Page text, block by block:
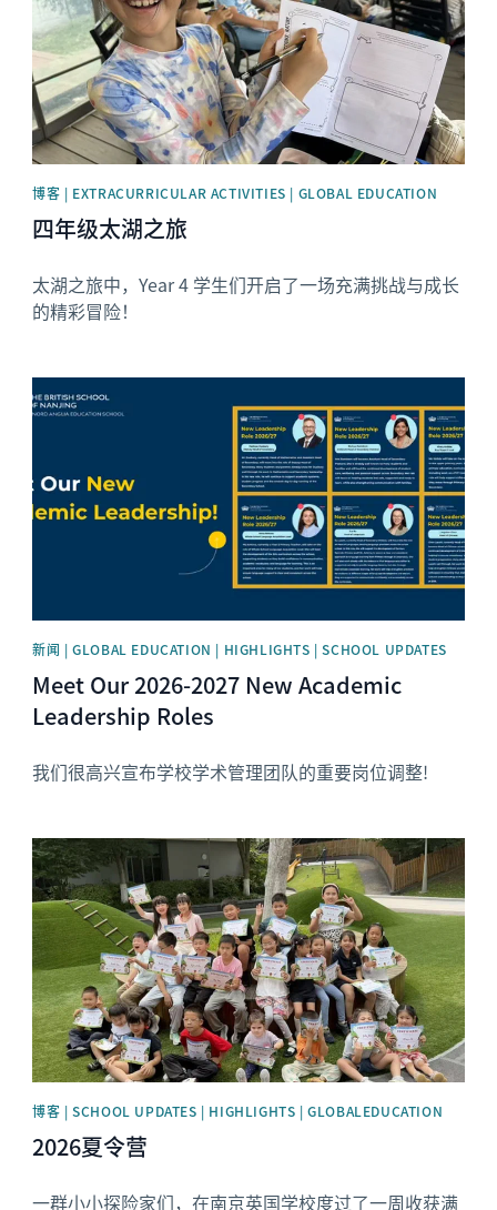
博客 | EXTRACURRICULAR ACTIVITIES | GLOBAL EDUCATION
四年级太湖之旅
太湖之旅中，Year 4 学生们开启了一场充满挑战与成长
的精彩冒险！
新闻 | GLOBAL EDUCATION | HIGHLIGHTS | SCHOOL UPDATES
Meet Our 2026-2027 New Academic
Leadership Roles
我们很高兴宣布学校学术管理团队的重要岗位调整!
News image
博客 | SCHOOL UPDATES | HIGHLIGHTS | GLOBALEDUCATION
2026夏令营
一群小小探险家们，在南京英国学校度过了一周收获满